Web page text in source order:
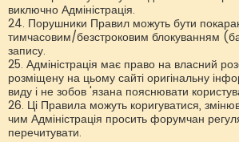
виключно Адміністрація.
24. Порушники Правил можуть бути
тимчасовим/безстроковим блокуванням
запису.
25. Адміністрація має право на власний
розміщену на цьому сайті оригінальну
виду і не зобов 'язана пояснювати
26. Ці Правила можуть коригуватися,
чим Адміністрація просить форумчан
перечитувати.